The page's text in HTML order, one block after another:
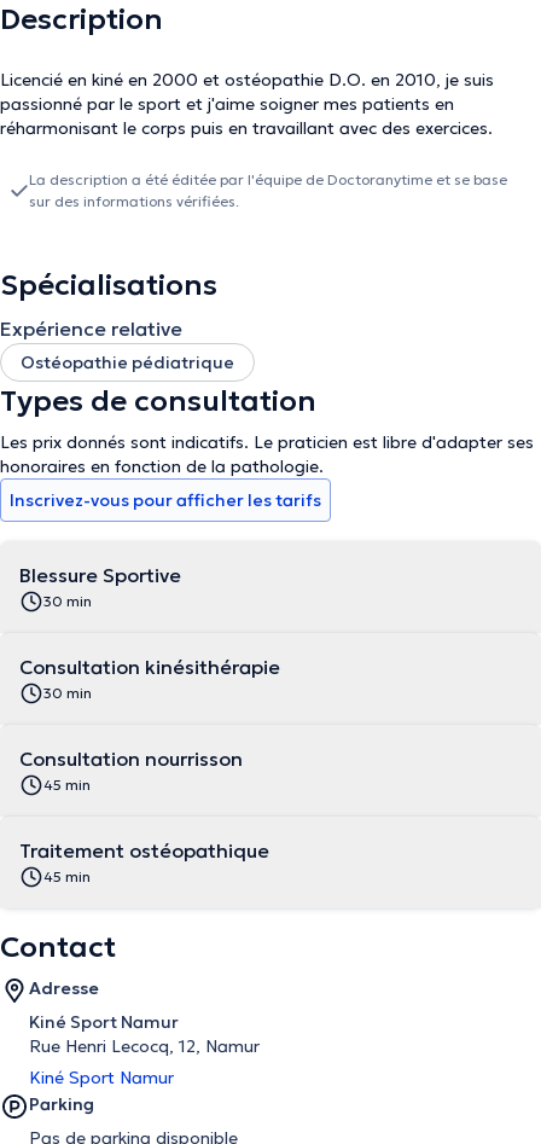
Description
Licencié en kiné en 2000 et ostéopathie D.O. en 2010, je suis
passionné par le sport et j'aime soigner mes patients en
réharmonisant le corps puis en travaillant avec des exercices.
La description a été éditée par l'équipe de Doctoranytime et se base
sur des informations vérifiées.
Spécialisations
Expérience relative
Ostéopathie pédiatrique
Types de consultation
Les prix donnés sont indicatifs. Le praticien est libre d'adapter ses
honoraires en fonction de la pathologie.
Inscrivez-vous pour afficher les tarifs
Blessure Sportive
30 min
Consultation kinésithérapie
30 min
Consultation nourrisson
45 min
Traitement ostéopathique
45 min
Contact
Adresse
Kiné Sport Namur
Rue Henri Lecocq, 12, Namur
Kiné Sport Namur
Parking
Pas de parking disponible